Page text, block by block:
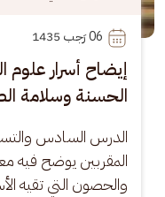
06 رَجب 1435
الحسنة وسلامة
الدرس السادس
المقربين يوضح فيه
والحصون التي تقيه